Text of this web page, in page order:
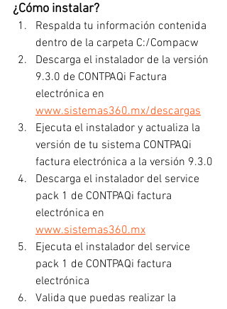
¿Cómo instalar?
Respalda tu información contenida
dentro de la carpeta C:/Compacw
Descarga el instalador de la versión
9.3.0 de CONTPAQi Factura
electrónica en
www.sistemas360.mx/descargas
Ejecuta el instalador y actualiza la
versión de tu sistema CONTPAQi
factura electrónica a la versión 9.3.0
Descarga el instalador del service
pack 1 de CONTPAQi factura
electrónica en
www.sistemas360.mx
Ejecuta el instalador del service
pack 1 de CONTPAQi factura
electrónica
Valida que puedas realizar la